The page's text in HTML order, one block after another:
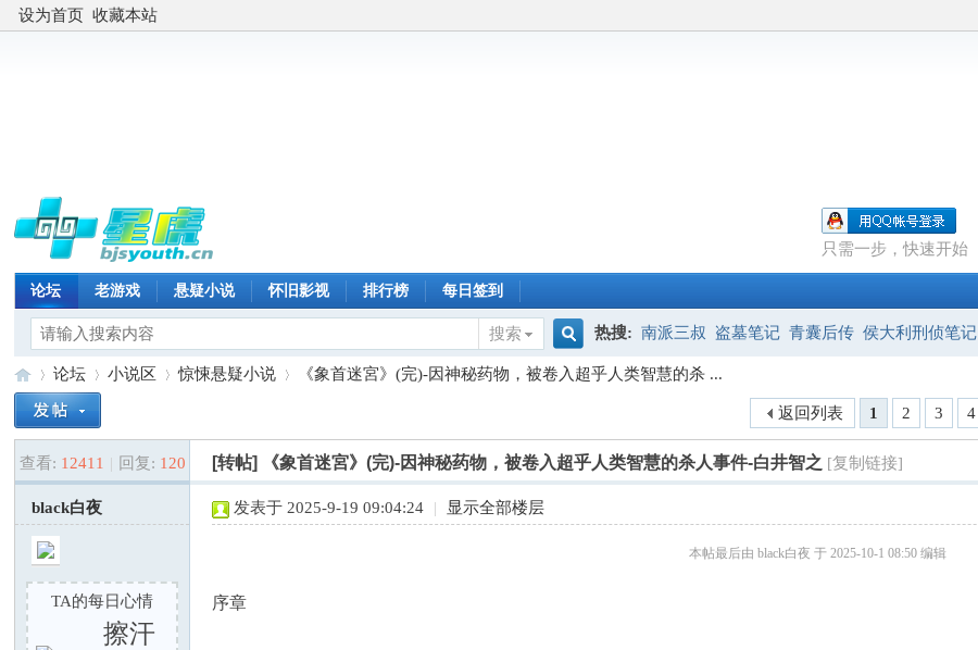
设为首页 收藏本站
只需一步，快速开始
论坛 老游戏 悬疑小说 怀旧影视 排行榜 每日签到
搜索
搜
索
热搜: 南派三叔 盗墓笔记 青囊后传 侯大利刑侦笔记
星»
论坛
›
小说区
›
惊悚悬疑小说
›
《象首迷宮》(完)-因神秘药物，被卷入超乎人类智慧的杀 ...
1 2 3 4
返回列表
查看: 12411 | 回复: 120 [转帖] 《象首迷宮》(完)-因神秘药物，被卷入超乎人类智慧的杀人事件-白井智之 [复制链接]
black白夜
TA的每日心情
擦汗
发表于 2025-9-19 09:04:24 | 显示全部楼层
本帖最后由 black白夜 于 2025-10-1 08:50 编辑
序章